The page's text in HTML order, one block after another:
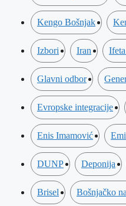
Kengo Bošnjak
Izbori Iran
Glavni odbor
Evropske integracije
Enis Imamović
DUNP Deponija
Brisel Bošnjačko